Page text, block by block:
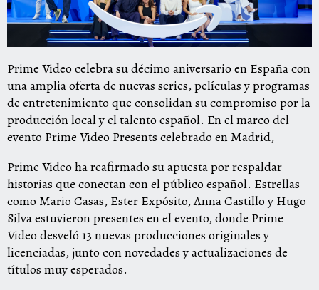
Prime Video celebra su décimo aniversario en España con
una amplia oferta de nuevas series, películas y programas
de entretenimiento que consolidan su compromiso por la
producción local y el talento español. En el marco del
evento Prime Video Presents celebrado en Madrid,
Prime Video ha reafirmado su apuesta por respaldar
historias que conectan con el público español. Estrellas
como Mario Casas, Ester Expósito, Anna Castillo y Hugo
Silva estuvieron presentes en el evento, donde Prime
Video desveló 13 nuevas producciones originales y
licenciadas, junto con novedades y actualizaciones de
títulos muy esperados.